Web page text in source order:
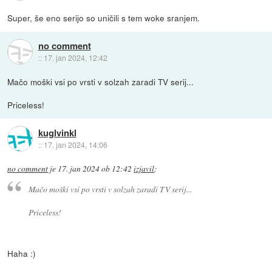
Super, še eno serijo so uničili s tem woke sranjem.
no comment
:: 17. jan 2024, 12:42
Mačo moški vsi po vrsti v solzah zaradi TV serij...
Priceless!
kuglvinkl
:: 17. jan 2024, 14:06
no comment je 17. jan 2024 ob 12:42 izjavil:
Mačo moški vsi po vrsti v solzah zaradi TV serij...
Priceless!
Haha :)